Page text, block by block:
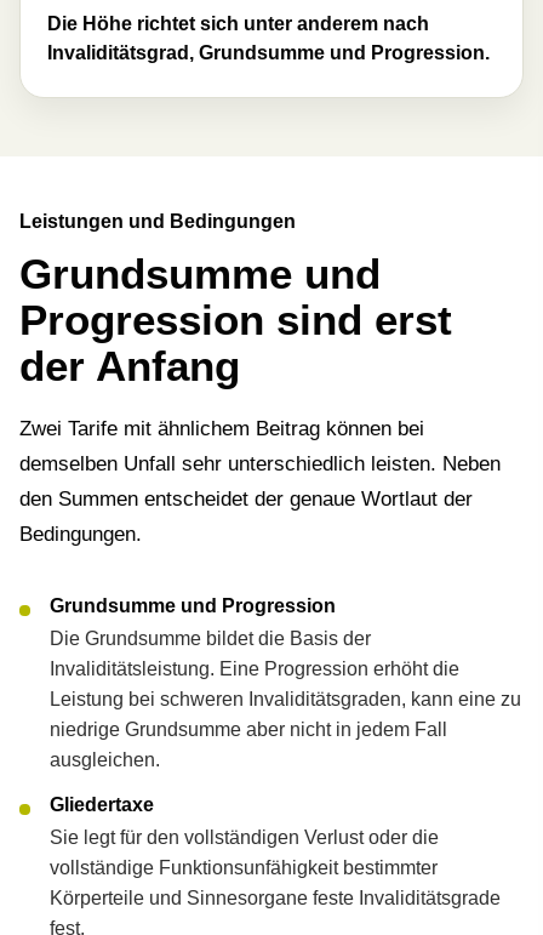
Die Höhe richtet sich unter anderem nach
Invaliditätsgrad, Grundsumme und Progression.
Leistungen und Bedingungen
Grundsumme und
Progression sind erst
der Anfang
Zwei Tarife mit ähnlichem Beitrag können bei
demselben Unfall sehr unterschiedlich leisten. Neben
den Summen entscheidet der genaue Wortlaut der
Bedingungen.
Grundsumme und Progression
Die Grundsumme bildet die Basis der
Invaliditätsleistung. Eine Progression erhöht die
Leistung bei schweren Invaliditätsgraden, kann eine zu
niedrige Grundsumme aber nicht in jedem Fall
ausgleichen.
Gliedertaxe
Sie legt für den vollständigen Verlust oder die
vollständige Funktionsunfähigkeit bestimmter
Körperteile und Sinnesorgane feste Invaliditätsgrade
fest.